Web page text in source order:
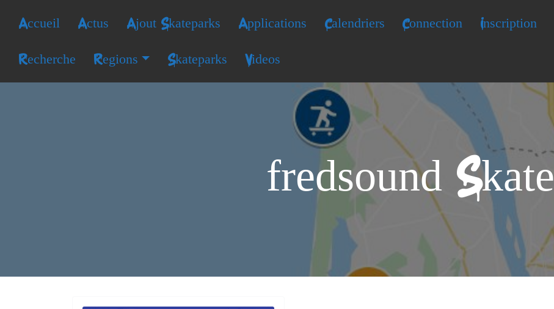
Accueil Actus Ajout Skateparks Applications Calendriers Connection Inscription
Recherche Regions Skateparks Videos
fredsound Skate